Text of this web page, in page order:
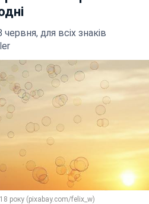
для всіх знаків
року (pixabay.com/felix_w)